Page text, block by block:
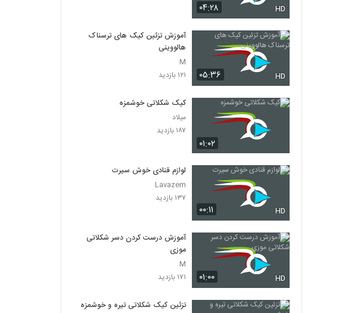
۰۴:۲۸ HD
۰۵:۳۶ HD
آموزش تزئین کیک های ترسناک
هالووینی
M
۱۲۱ بازدید
۰۱:۰۲
کیک شکلاتی خوشمزه
میلاد
۱۸۷ بازدید
۰۰:۱۱ HD
لوازم قنادی خوش سیرت
Lavazem
۱۳۷ بازدید
۰۱:۰۰ HD
آموزش درست کردن دسر شکلاتی
موزی
M
۱۷۱ بازدید
تزئین کیک شکلاتی تیره و خوشمزه